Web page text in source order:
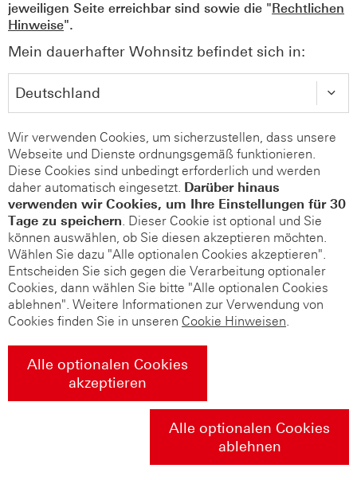
jeweiligen Seite erreichbar sind sowie die "Rechtlichen
Hinweise".
Mein dauerhafter Wohnsitz befindet sich in:
Wir verwenden Cookies, um sicherzustellen, dass unsere
Webseite und Dienste ordnungsgemäß funktionieren.
Diese Cookies sind unbedingt erforderlich und werden
daher automatisch eingesetzt. Darüber hinaus
verwenden wir Cookies, um Ihre Einstellungen für 30
Tage zu speichern. Dieser Cookie ist optional und Sie
können auswählen, ob Sie diesen akzeptieren möchten.
Wählen Sie dazu "Alle optionalen Cookies akzeptieren".
Entscheiden Sie sich gegen die Verarbeitung optionaler
Cookies, dann wählen Sie bitte "Alle optionalen Cookies
ablehnen". Weitere Informationen zur Verwendung von
Cookies finden Sie in unseren Cookie Hinweisen.
Alle optionalen Cookies
akzeptieren
Alle optionalen Cookies
ablehnen